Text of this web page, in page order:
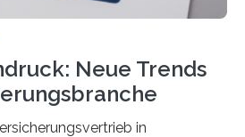
Neue Trends
in